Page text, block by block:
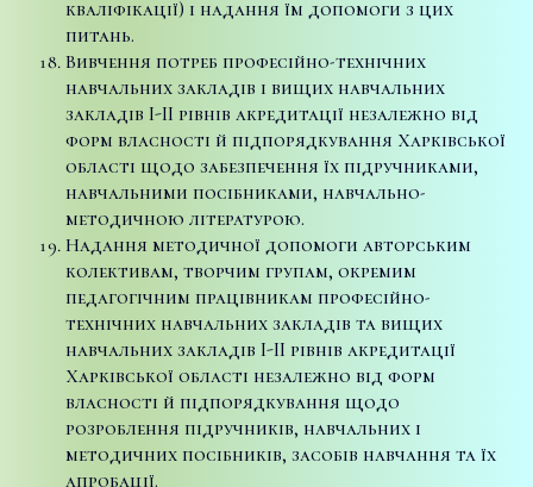
кваліфікації) і надання їм допомоги з цих
питань.
Вивчення потреб професійно-технічних
навчальних закладів і вищих навчальних
закладів I-II рівнів акредитації незалежно від
форм власності й підпорядкування Харківської
області щодо забезпечення їх підручниками,
навчальними посібниками, навчально-
методичною літературою.
Надання методичної допомоги авторським
колективам, творчим групам, окремим
педагогічним працівникам професійно-
технічних навчальних закладів та вищих
навчальних закладів I-II рівнів акредитації
Харківської області незалежно від форм
власності й підпорядкування щодо
розроблення підручників, навчальних і
методичних посібників, засобів навчання та їх
апробації.